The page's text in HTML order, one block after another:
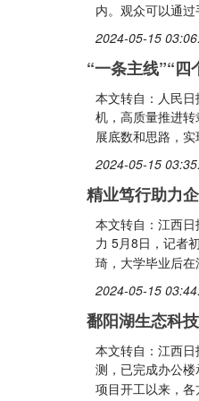
内。观众可以通
2024-05-15
“一条主线”“
本文转自：人民
机，高质量推进
展底数和思路，
2024-05-15
精业笃行助力
本文转自：江西
力 5月8日，记者
琦，大学毕业后
2024-05-15
鄱阳湖生态科
本文转自：江西
测，已完成办公
项目开工以来，